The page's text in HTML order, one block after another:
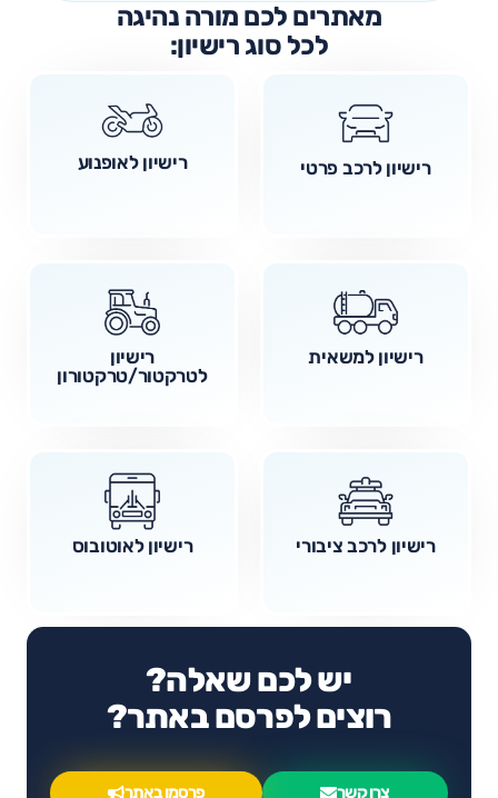
מאתרים לכם מורה נהיגה
לכל סוג רישיון:
רישיון לרכב פרטי רישיון לאופנוע
רישיון למשאית
רישיון
לטרקטור/טרקטורון
רישיון לרכב ציבורי רישיון לאוטובוס
יש לכם שאלה?
רוצים לפרסם באתר?
צרו קשר פרסמו באתר